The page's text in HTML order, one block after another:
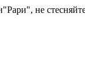
стесняйтесь нас